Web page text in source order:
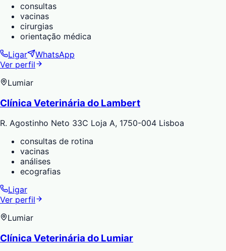
consultas
vacinas
cirurgias
orientação médica
Ligar
WhatsApp
Ver perfil
Lumiar
Clínica Veterinária do Lambert
R. Agostinho Neto 33C Loja A, 1750-004 Lisboa
consultas de rotina
vacinas
análises
ecografias
Ligar
Ver perfil
Lumiar
Clínica Veterinária do Lumiar